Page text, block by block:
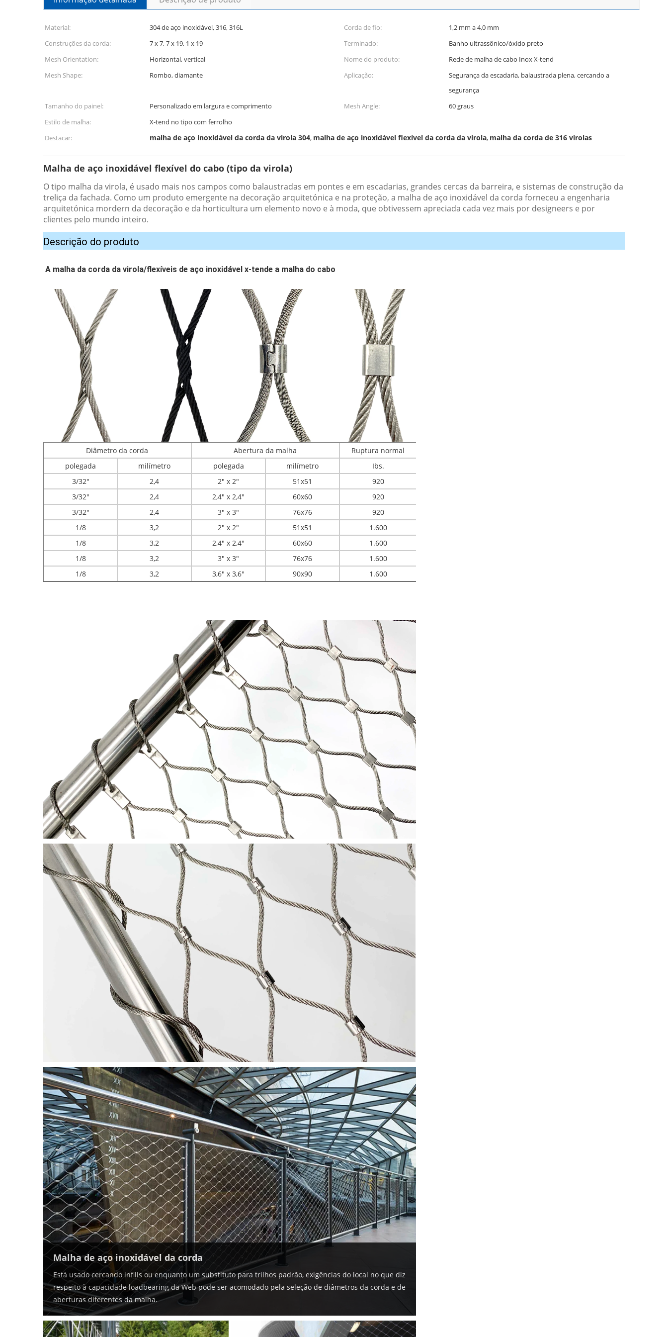
Material: 304 de aço inoxidável, 316, 316L Corda de fio:
1,2 mm a 4,0 mm
Construções da corda:
7 x 7, 7 x 19, 1 x 19 Terminado:
Banho ultrassônico/óxido preto
Mesh Orientation:
Horizontal, vertical Nome do produto:
Rede de malha de cabo Inox X-tend
Mesh Shape:
Rombo, diamante Aplicação:
Segurança da escadaria, balaustrada plena, cercando a
segurança
Tamanho do painel:
Personalizado em largura e comprimento Mesh Angle:
60 graus
Estilo de malha:
X-tend no tipo com ferrolho
Destacar:
malha de aço inoxidável da corda da virola 304, malha de aço inoxidável flexível da corda da virola, malha da corda de 316 virolas
Malha de aço inoxidável flexível do cabo (tipo da virola)
O tipo malha da virola, é usado mais nos campos como balaustradas em pontes e em escadarias, grandes cercas da barreira, e sistemas de construção da
treliça da fachada. Como um produto emergente na decoração arquitetónica e na proteção, a malha de aço inoxidável da corda forneceu a engenharia
arquitetónica mordern da decoração e da horticultura um elemento novo e à moda, que obtivessem apreciada cada vez mais por designeers e por
clientes pelo mundo inteiro.
Descrição do produto
A malha da corda da virola/flexíveis de aço inoxidável x-tende a malha do cabo
Diâmetro da corda Abertura da malha
Ruptura normal
polegada
milímetro polegada milímetro
Ibs.
3/32"
2,4 2" x 2" 51x51
920
3/32"
2,4 2,4" x 2,4" 60x60
920
3/32"
2,4 3" x 3" 76x76
920
1/8
3,2 2" x 2" 51x51
1.600
1/8
3,2 2,4" x 2,4" 60x60
1.600
1/8
3,2 3" x 3" 76x76
1.600
1/8
3,2 3,6" x 3,6" 90x90 1.600
Malha de aço inoxidável da corda
Está usado cercando infills ou enquanto um substituto para trilhos padrão, exigências do local no que diz
respeito à capacidade loadbearing da Web pode ser acomodado pela seleção de diâmetros da corda e de
aberturas diferentes da malha.